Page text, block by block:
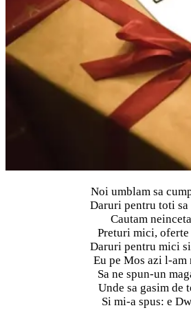
Noi umblam sa
Daruri pentru toti sa
Cautam
Preturi mici, oferte
Daruri pentru mici
Eu pe Mos azi l-am
Sa ne spun-un
Unde sa gasim de
Si mi-a spus: e